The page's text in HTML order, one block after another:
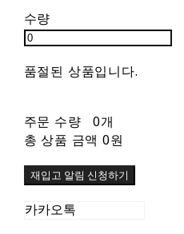
수량
품절된 상품입니다.
주문 수량
0개
총 상품 금액 0원
재입고 알림 신청하기
카카오톡